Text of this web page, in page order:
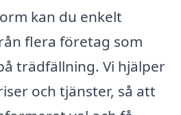
kan du enkelt
flera företag som
trädfällning. Vi hjälper
och tjänster, så att